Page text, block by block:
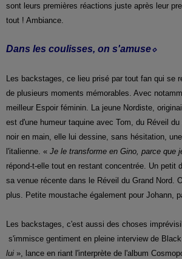
sont leurs premières réactions juste après leur
tout ! Ambiance.
Dans les coulisses, on s'amuse⬦
Les backstages, ce lieu prisé par tout fan qui se
de plusieurs moments mémorables. Avec
meilleur Espoir féminin. La jeune Nordiste,
est d'une humeur taquine avec Tom, du Réveil
noir en main, elle lui dessine, sans hésitation,
l'italienne. « Je le transforme en Gino, parce que
répond-t-elle tout en restant concentrée. Un petit
sa venue récente dans le Réveil du Grand Nord.
plus. Petite moustache également pour Johann,
Les backstages, c'est aussi des choses
s'immisce gentiment en pleine interview de
lui », lance en riant l'interprète de l'album